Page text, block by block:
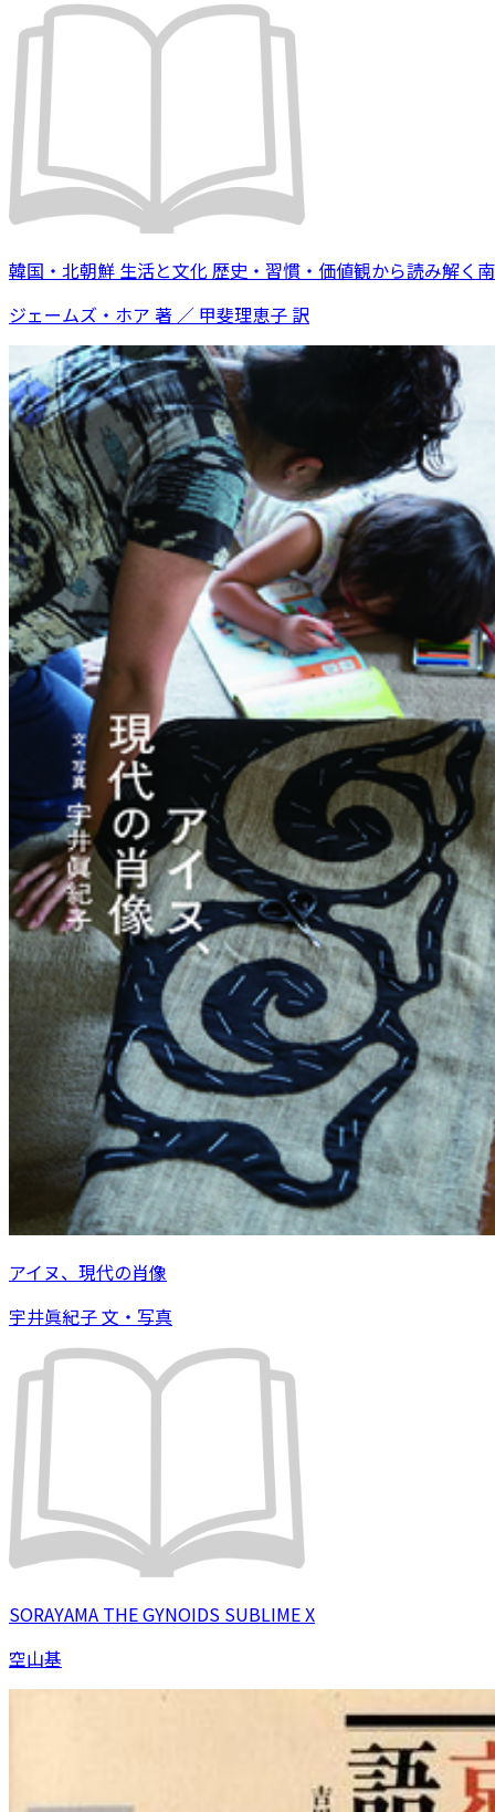
韓国・北朝鮮 生活と文化 歴史・習慣・価値観から読み解く
ジェームズ・ホア 著 ／ 甲斐理恵子 訳
アイヌ、現代の肖像
宇井眞紀子 文・写真
SORAYAMA THE GYNOIDS SUBLIME X
空山基